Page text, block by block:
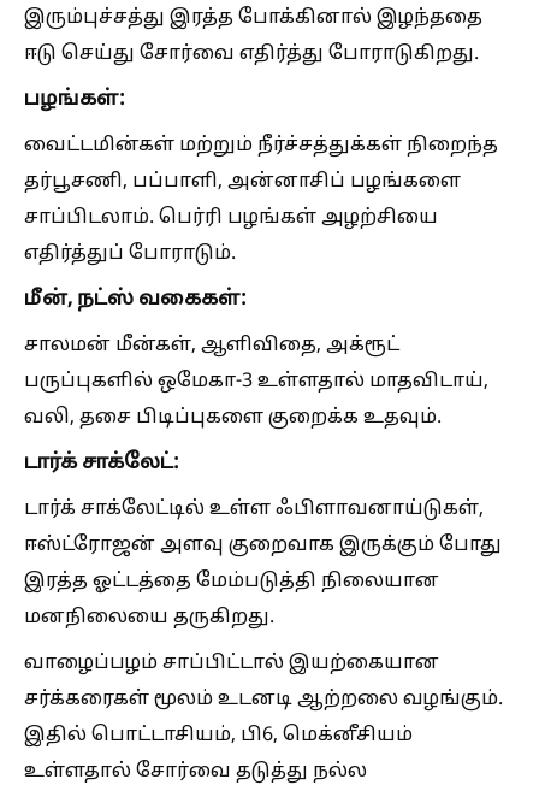
இரும்புச்சத்து இரத்த போக்கினால் இழந்ததை
ஈடு செய்து சோர்வை எதிர்த்து போராடுகிறது.
பழங்கள்:
வைட்டமின்கள் மற்றும் நீர்ச்சத்துக்கள் நிறைந்த
தர்பூசணி, பப்பாளி, அன்னாசிப் பழங்களை
சாப்பிடலாம். பெர்ரி பழங்கள் அழற்சியை
எதிர்த்துப் போராடும்.
மீன், நட்ஸ் வகைகள்:
சாலமன் மீன்கள், ஆளிவிதை, அக்ரூட்
பருப்புகளில் ஒமேகா-3 உள்ளதால் மாதவிடாய்,
வலி, தசை பிடிப்புகளை குறைக்க உதவும்.
டார்க் சாக்லேட்:
டார்க் சாக்லேட்டில் உள்ள ஃபிளாவனாய்டுகள்,
ஈஸ்ட்ரோஜன் அளவு குறைவாக இருக்கும் போது
இரத்த ஓட்டத்தை மேம்படுத்தி நிலையான
மனநிலையை தருகிறது.
வாழைப்பழம் சாப்பிட்டால் இயற்கையான
சர்க்கரைகள் மூலம் உடனடி ஆற்றலை வழங்கும்.
இதில் பொட்டாசியம், பி6, மெக்னீசியம்
உள்ளதால் சோர்வை தடுத்து நல்ல